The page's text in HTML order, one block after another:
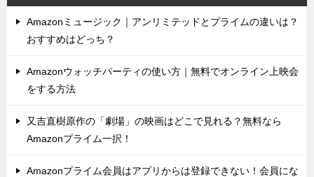
Amazonミュージック｜アンリミテッドとプライムの違いは？
おすすめはどっち？
Amazonウォッチパーティの使い方｜無料でオンライン上映会
をする方法
又吉直樹原作の「劇場」の映画はどこで見れる？無料なら
Amazonプライム一択！
Amazonプライム会員はアプリからは登録できない！会員にな